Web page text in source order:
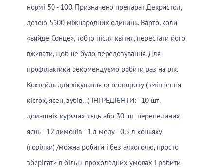
нормі 50 - 100. Призначено препарат Декристол,
дозою 5600 міжнародних одиниць. Варто, коли
«вийде Сонце», тобто після квітня, перестати його
вживати, щоб не було передозування. Для
профілактики рекомендуємо робити раз на рік.
Коктейль для лікування остеопорозу (зміцнення
кісток, ясен, зубів…) ІНГРЕДІЄНТИ: - 10 шт.
домашніх курячих яєць або 30 шт. перепелиних
яєць - 12 лимонів - 1 л меду - 0,5 л коньяку
(горілки) /можна робити і без алкоголю, просто
зберігати в більш прохолодних умовах і робити